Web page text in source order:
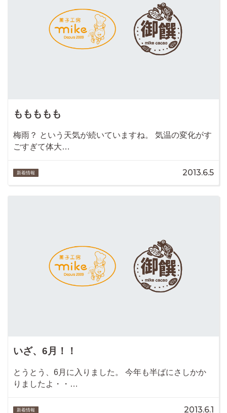
ももももも
梅雨？ という天気が続いていますね。 気温の変化がす
ごすぎて体大…
新着情報 2013.6.5
いざ、6月！！
とうとう、6月に入りました。 今年も半ばにさしかか
りましたよ・・…
新着情報 2013.6.1